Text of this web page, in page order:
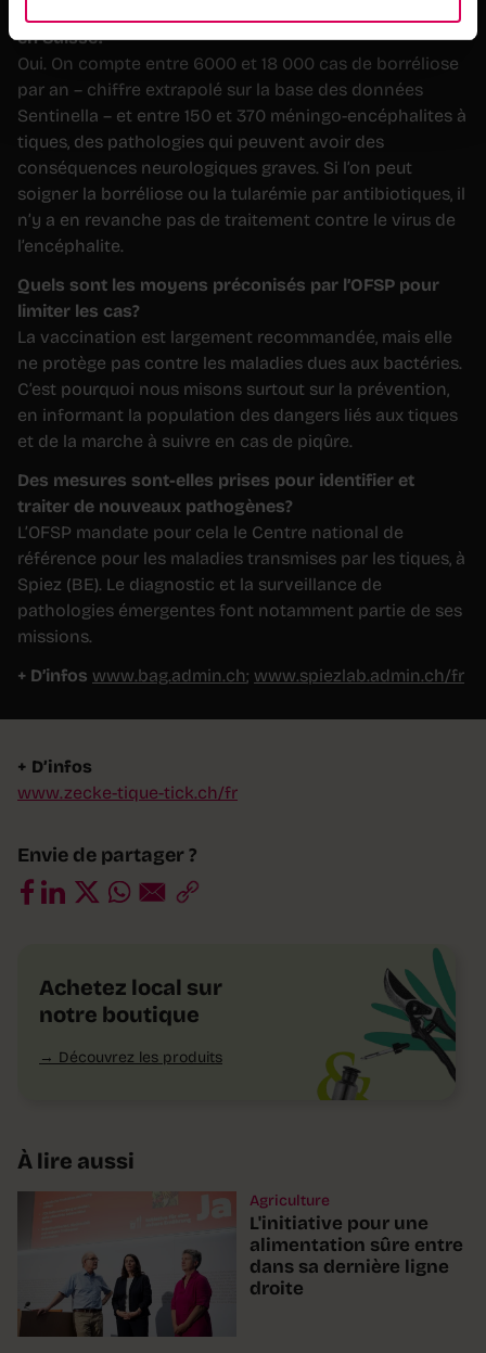
en Suisse?
Oui. On compte entre 6000 et 18 000 cas de borréliose
par an – chiffre extrapolé sur la base des données
Sentinella – et entre 150 et 370 méningo-encéphalites à
tiques, des pathologies qui peuvent avoir des
conséquences neurologiques graves. Si l’on peut
soigner la borréliose ou la tularémie par antibiotiques, il
n’y a en revanche pas de traitement contre le virus de
l’encéphalite.
Quels sont les moyens préconisés par l’OFSP pour
limiter les cas?
La vaccination est largement recommandée, mais elle
ne protège pas contre les maladies dues aux bactéries.
C’est pourquoi nous misons surtout sur la prévention,
en informant la population des dangers liés aux tiques
et de la marche à suivre en cas de piqûre.
Des mesures sont-elles prises pour identifier et
traiter de nouveaux pathogènes?
L’OFSP mandate pour cela le Centre national de
référence pour les maladies transmises par les tiques, à
Spiez (BE). Le diagnostic et la surveillance de
pathologies émergentes font notamment partie de ses
missions.
+ D’infos www.bag.admin.ch; www.spiezlab.admin.ch/fr
+ D’infos
www.zecke-tique-tick.ch/fr
Envie de partager ?
Achetez local sur
notre boutique
Découvrez les produits
À lire aussi
Agriculture
L'initiative pour une
alimentation sûre entre
dans sa dernière ligne
droite